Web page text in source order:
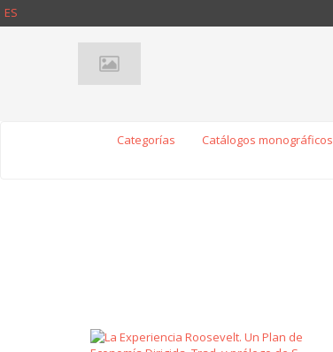
ES
Categorías Catálogos monográficos